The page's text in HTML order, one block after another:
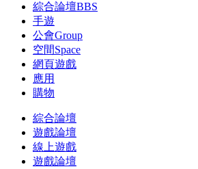
綜合論壇BBS
手遊
公會Group
空間Space
網頁遊戲
應用
購物
綜合論壇
遊戲論壇
線上遊戲
遊戲論壇